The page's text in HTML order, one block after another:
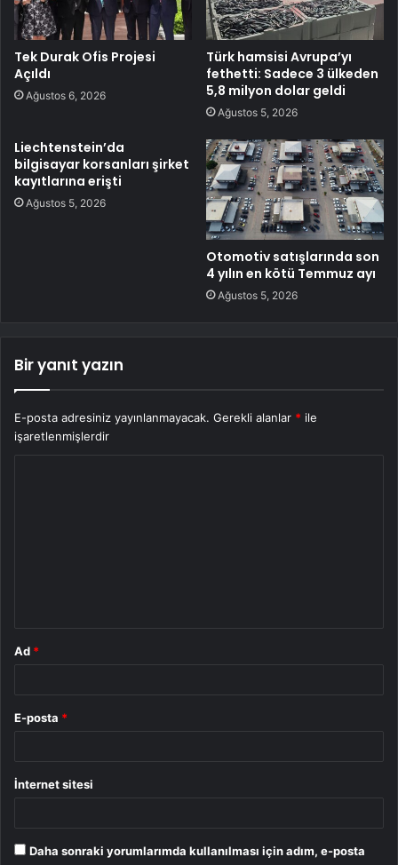
Tek Durak Ofis Projesi
Açıldı
Ağustos 6, 2026
Türk hamsisi Avrupa’yı
fethetti: Sadece 3 ülkeden
5,8 milyon dolar geldi
Ağustos 5, 2026
Liechtenstein’da
bilgisayar korsanları şirket
kayıtlarına erişti
Ağustos 5, 2026
Otomotiv satışlarında son
4 yılın en kötü Temmuz ayı
Ağustos 5, 2026
Bir yanıt yazın
E-posta adresiniz yayınlanmayacak. Gerekli alanlar * ile
işaretlenmişlerdir
Ad *
E-posta *
İnternet sitesi
Daha sonraki yorumlarımda kullanılması için adım, e-posta